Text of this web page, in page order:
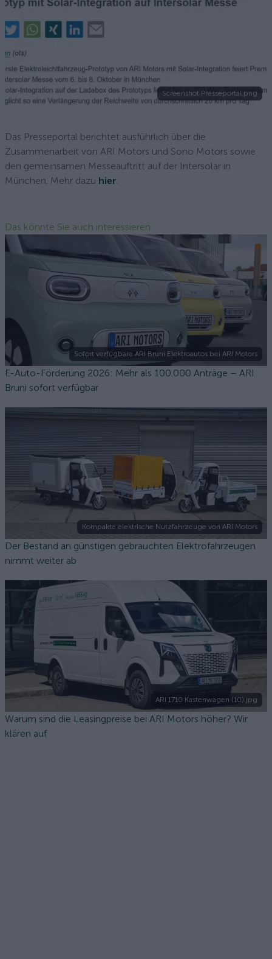
Screenshot Presseportal.png
Das Presseportal berichtet ausführlich über die
Zusammenarbeit von ARI Motors und Sono Motors sowie
den gemeinsamen Messeauftritt auf der Intersolar in
München. Mehr dazu hier.
Das könnte Sie auch interessieren
Sofort verfügbare ARI Bruni Elektroautos bei ARI Motors
E-Auto-Förderung 2026: Mehr als 100.000 Anträge – ARI
Bruni sofort verfügbar
Kompakte elektrische Nutzfahrzeuge von ARI Motors
Der Bestand an günstigen gebrauchten Elektrofahrzeugen
nimmt weiter ab
ARI 1710 Kastenwagen (10).jpg
Warum sind die Leasingpreise bei ARI Motors höher? Wir
klären auf